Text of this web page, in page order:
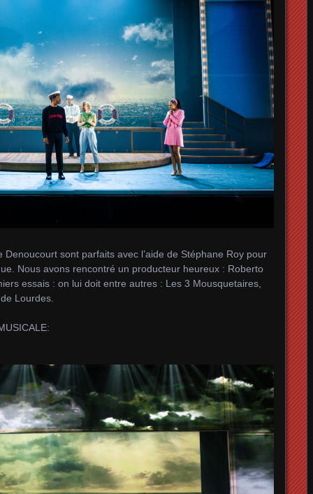
sont parfaits avec l’aide de Stéphane Roy pour
Nous avons rencontré un producteur heureux : Roberto
essais : on lui doit entre autres : Les 3 Mousquetaires,
Lourdes.